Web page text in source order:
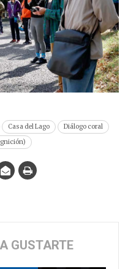
Casa del Lago
Diálogo coral
GUSTARTE